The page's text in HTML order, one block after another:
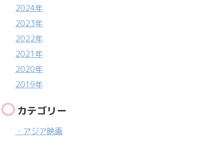
2024年
2023年
2022年
2021年
2020年
2019年
カテゴリー
・アジア映画